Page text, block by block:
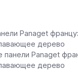
Panaget
дерево